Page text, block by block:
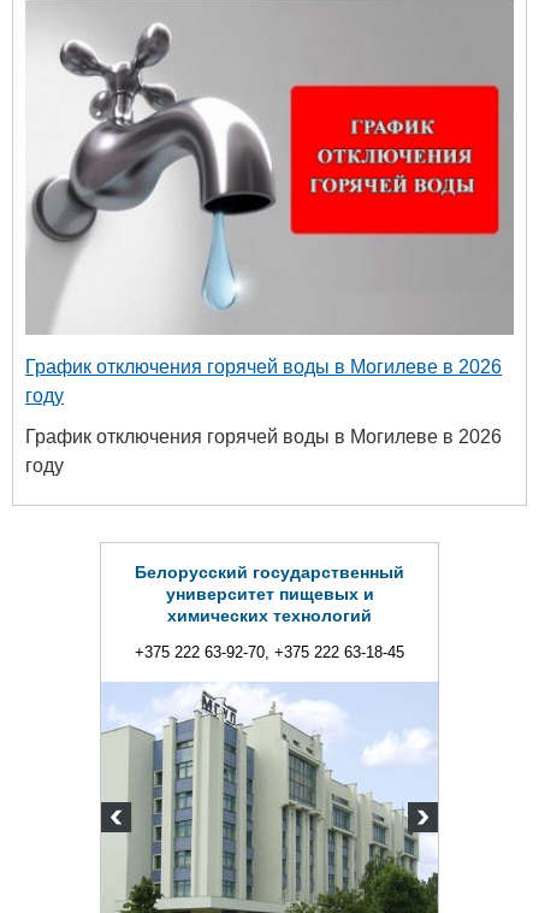
График отключения горячей воды в Могилеве в 2026
году
График отключения горячей воды в Могилеве в 2026
году
Белорусский государственный
университет пищевых и
химических технологий
+375 222 63-92-70, +375 222 63-18-45